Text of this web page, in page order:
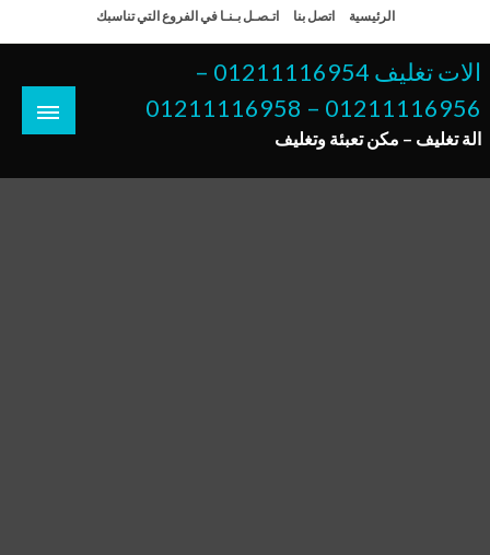
إلى
المحتوى
الرئيسية اتصل بنا اتـصـل بـنـا في الفروع التي تناسبك
الات تغليف 01211116954 –
01211116956 – 01211116958
الة تغليف – مكن تعبئة وتغليف